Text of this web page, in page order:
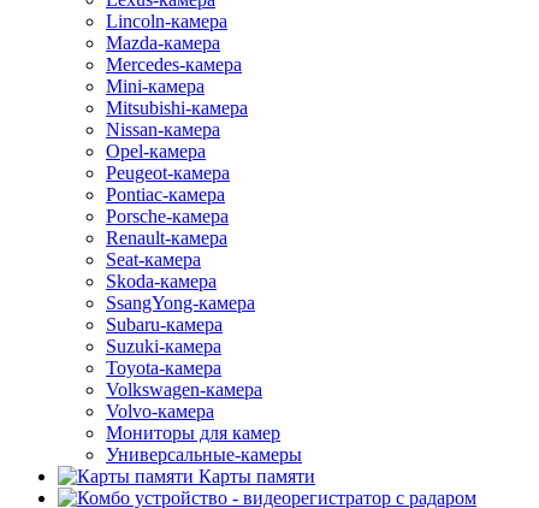
Lincoln-камера
Mazda-камера
Mercedes-камера
Mini-камера
Mitsubishi-камера
Nissan-камера
Opel-камера
Peugeot-камера
Pontiac-камера
Porsche-камера
Renault-камера
Seat-камера
Skoda-камера
SsangYong-камера
Subaru-камера
Suzuki-камера
Toyota-камера
Volkswagen-камера
Volvo-камера
Мониторы для камер
Универсальные-камеры
Карты памяти